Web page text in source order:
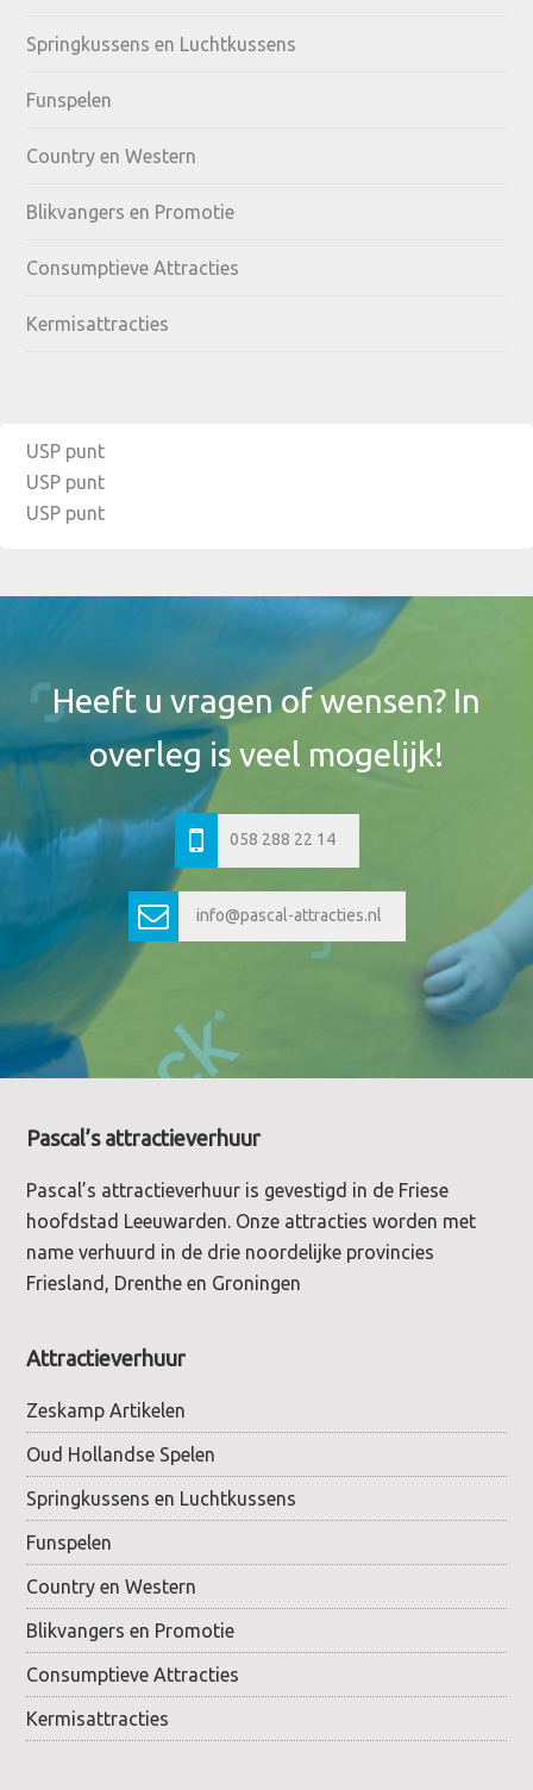
Springkussens en Luchtkussens
Funspelen
Country en Western
Blikvangers en Promotie
Consumptieve Attracties
Kermisattracties
USP punt
USP punt
USP punt
Header
Heeft u vragen of wensen? In
overleg is veel mogelijk!
058 288 22 14
info@pascal-attracties.nl
Footer
Pascal’s attractieverhuur
Pascal’s attractieverhuur is gevestigd in de Friese
hoofdstad Leeuwarden. Onze attracties worden met
name verhuurd in de drie noordelijke provincies
Friesland, Drenthe en Groningen
Attractieverhuur
Zeskamp Artikelen
Oud Hollandse Spelen
Springkussens en Luchtkussens
Funspelen
Country en Western
Blikvangers en Promotie
Consumptieve Attracties
Kermisattracties